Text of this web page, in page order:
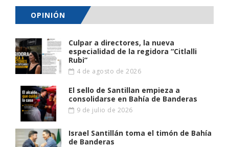
OPINIÓN
Culpar a directores, la nueva
especialidad de la regidora “Citlalli
Rubi”
4 de agosto de 2026
El sello de Santillan empieza a
consolidarse en Bahía de Banderas
9 de julio de 2026
Israel Santillán toma el timón de Bahía
de Banderas